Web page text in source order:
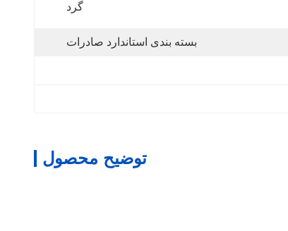
گرد
بسته بندی استاندارد صادرات
توضیح محصول